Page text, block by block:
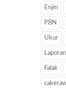
Enjin
PBN
Ukur
Laporan
Falak